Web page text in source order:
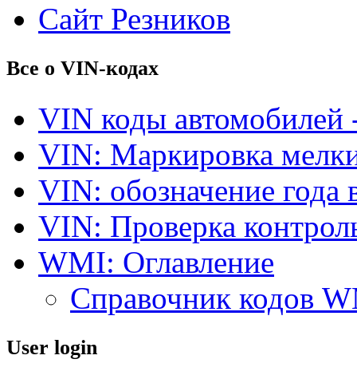
Сайт Резников
Все о VIN-кодах
VIN коды автомобилей
VIN: Маркировка
VIN: обозначение года
VIN: Проверка
WMI: Оглавление
Справочник кодов
User login